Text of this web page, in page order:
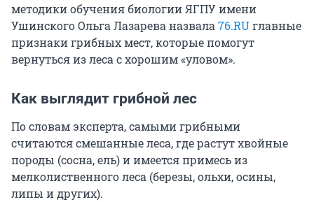
методики обучения биологии ЯГПУ имени
Ушинского Ольга Лазарева назвала 76.RUглавные
признаки грибных мест, которые помогут
вернуться из леса с хорошим «уловом».
Как выглядит грибной лес
По словам эксперта, самыми грибными
считаются смешанные леса, где растут хвойные
породы (сосна, ель) и имеется примесь из
мелколиственного леса (березы, ольхи, осины,
липы и других).